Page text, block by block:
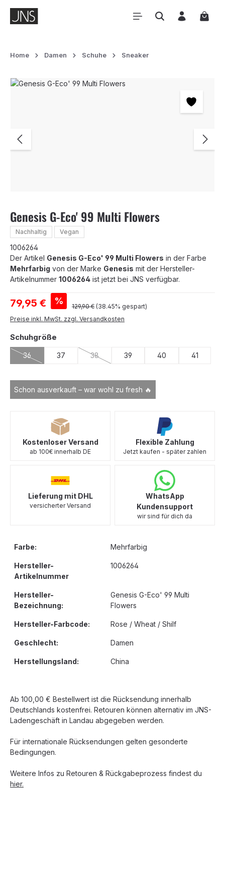
Zum Hauptinhalt springen
Home Damen Schuhe Sneaker
Bildergalerie überspringen
Genesis G-Eco' 99 Multi Flowers
Nachhaltig Vegan
1006264
Der Artikel Genesis G-Eco' 99 Multi Flowers in der Farbe
Mehrfarbig von der Marke Genesis mit der Hersteller-
Artikelnummer 1006264 ist jetzt bei JNS verfügbar.
Verkaufspreis:
79,95 € % Regulärer Preis:
129,90 € (38.45% gespart)
Preise inkl. MwSt. zzgl. Versandkosten
Schon ausverkauft – war wohl zu fresh 🔥
Schuhgröße
36
(Diese Option ist zurzeit nicht verfügbar.)
37 38
(Diese Option ist zurzeit nicht verfügbar.)
39 40 41
Kostenloser Versand
ab 100€ innerhalb DE
Flexible Zahlung
Jetzt kaufen - später zahlen
Lieferung mit DHL
versicherter Versand
WhatsApp
Kundensupport
wir sind für dich da
Farbe: Mehrfarbig
Hersteller-
Artikelnummer
1006264
Hersteller-
Bezeichnung:
Genesis G-Eco' 99 Multi
Flowers
Hersteller-Farbcode: Rose / Wheat / Shilf
Geschlecht: Damen
Herstellungsland: China
Ab 100,00 € Bestellwert ist die Rücksendung innerhalb
Deutschlands kostenfrei. Retouren können alternativ im JNS-
Ladengeschäft in Landau abgegeben werden.
Für internationale Rücksendungen gelten gesonderte
Bedingungen.
Weitere Infos zu Retouren & Rückgabeprozess findest du
hier.